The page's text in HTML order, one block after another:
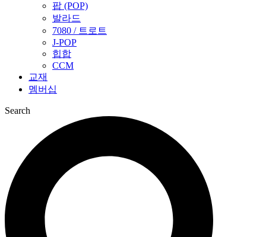
팝 (POP)
발라드
7080 / 트로트
J-POP
힙합
CCM
교재
멤버십
Search